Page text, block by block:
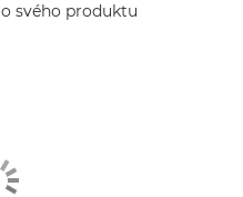
svého produktu